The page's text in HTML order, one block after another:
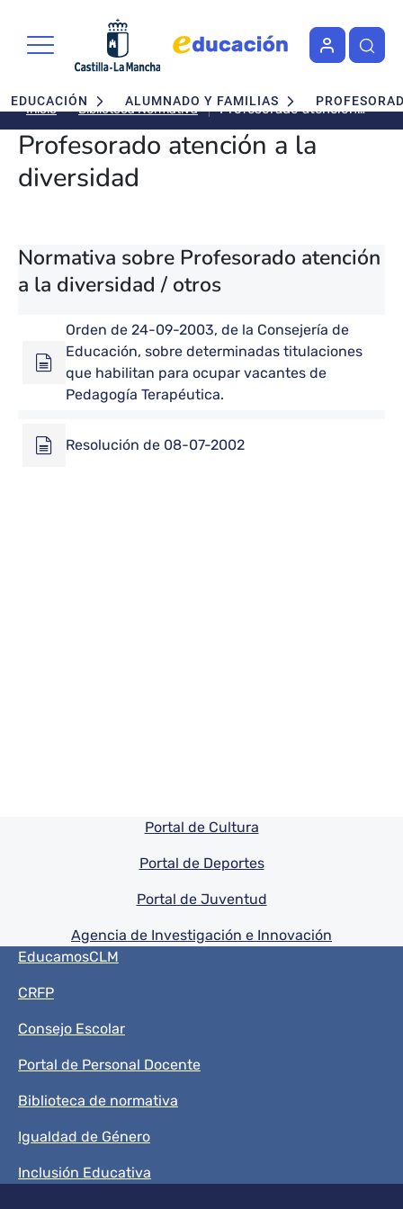
Navegación principal
EDUCACIÓN ALUMNADO Y FAMILIAS
Inicio Biblioteca Normativa
Profesorado atención
a la diversidad
Profesorado atención a la
diversidad
Normativa sobre Profesorado atención
a la diversidad / otros
Orden de 24-09-2003, de la Consejería de
Educación, sobre determinadas titulaciones
que habilitan para ocupar vacantes de
Pedagogía Terapéutica.
Resolución de 08-07-2002
Pie de pagina información
Portal de Cultura
Portal de Deportes
Portal de Juventud
Agencia de Investigación e Innovación
Menú del pie
EducamosCLM
CRFP
Consejo Escolar
Portal de Personal Docente
Biblioteca de normativa
Igualdad de Género
Inclusión Educativa